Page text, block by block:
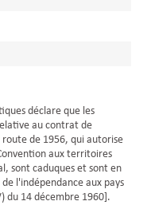
déclare que les
au contrat de
de 1956, qui autorise
aux territoires
sont caduques et sont en
l'indépendance aux pays
du 14 décembre 1960].